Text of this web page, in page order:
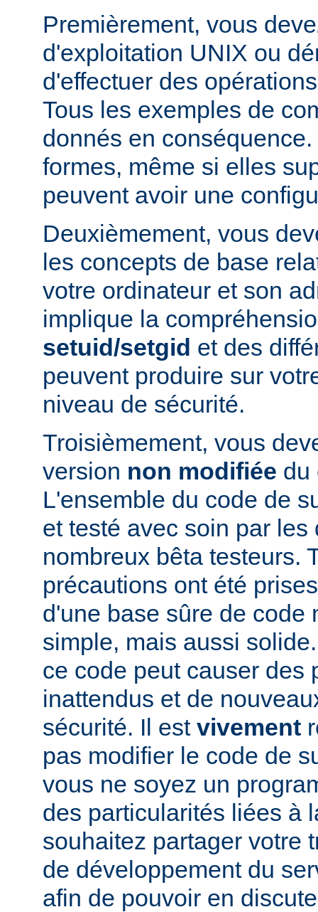
Premièrement, vous
d'exploitation UNIX ou
d'effectuer des
Tous les exemples de
donnés en
formes, même si elles
peuvent avoir une
Deuxièmement, vous
les concepts de base
votre ordinateur et son
implique la
setuid/setgid et des
peuvent produire sur
niveau de sécurité.
Troisièmement, vous
version non modifiée du
L'ensemble du code de
et testé avec soin par
nombreux bêta testeurs.
précautions ont été
d'une base sûre de code
simple, mais aussi
ce code peut causer des
inattendus et de
sécurité. Il est vivement
pas modifier le code de
vous ne soyez un
des particularités liées à
souhaitez partager votre
de développement du
afin de pouvoir en